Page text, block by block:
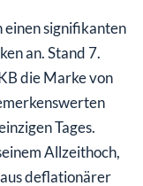
signifikanten
an. Stand 7.
die Marke von
Tages.
Allzeithoch,
deflationärer